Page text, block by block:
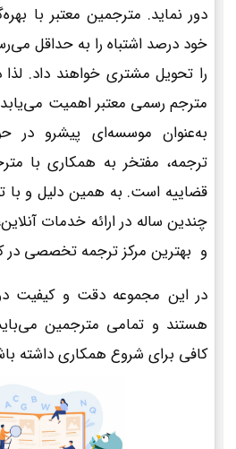
دور نماید. مترجمین معتبر با
خود درصد اشتباه را به حداقل
را تحویل مشتری خواهند داد. لذا
مترجم رسمی معتبر اهمیت
به‌عنوان موسسه‌ای پیشرو
ترجمه، مفتخر به همکاری با
قضاییه است. به همین دلیل و با
چندین ساله در ارائه خدمات
و بهترین مرکز ترجمه تخصصی
در این مجموعه دقت و کیفیت
هستند و تمامی مترجمین
کافی برای شروع همکاری داشته